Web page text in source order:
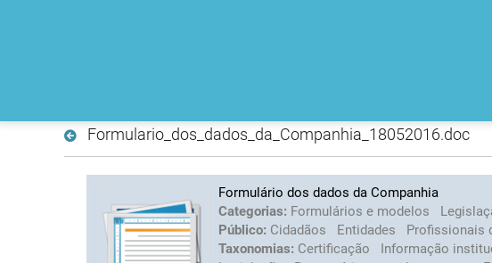
Formulario_dos_dados_da_Companhia_18052016.doc
Formulário dos dados da Companhia
Categorias: Formulários e modelos
Público: Cidadãos Entidades
Profissionais
Taxonomias: Certificação Informação